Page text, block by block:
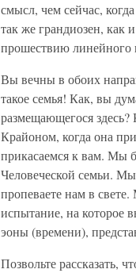
смысл, чем сейчас,
так же грандиозен, как
прошествию линейного
Вы вечны в обоих
такое семья! Как, вы
размещающегося
Крайоном, когда она
прикасаемся к вам. Мы
Человеческой семьи.
пропеваете нам в
испытание, на которое
эоны (времени),
Позвольте рассказать,